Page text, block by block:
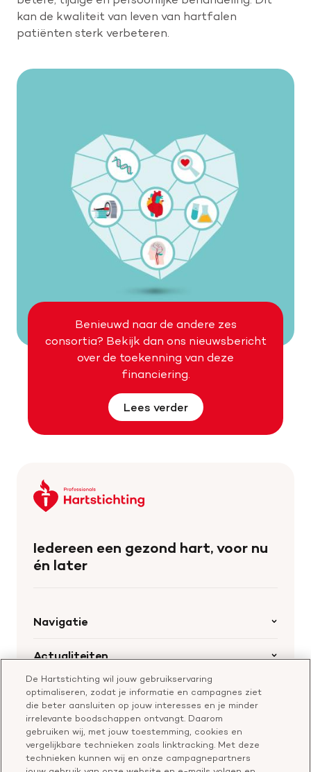
kan de kwaliteit van leven van hartfalen
patiënten sterk verbeteren.
Benieuwd naar de andere zes
consortia? Bekijk dan ons nieuwsbericht
over de toekenning van deze
financiering.
Lees verder
Keer
terug
homepage
Iedereen een gezond hart, voor nu
én later
Navigatie
Samenwerking en financiering
Onze missie
Actualiteiten
Nieuws
Nieuwsbrief voor professionals
Hartstichting.nl
Publiekswebsite Hartstichting.nl
Over de Hartstichting
Jaarverslag
Contact
Contactgegevens
De Hartstichting wil jouw gebruikservaring
optimaliseren, zodat je informatie en campagnes ziet
die beter aansluiten op jouw interesses en je minder
irrelevante boodschappen ontvangt. Daarom
gebruiken wij, met jouw toestemming, cookies en
vergelijkbare technieken zoals linktracking. Met deze
technieken kunnen wij en onze campagnepartners